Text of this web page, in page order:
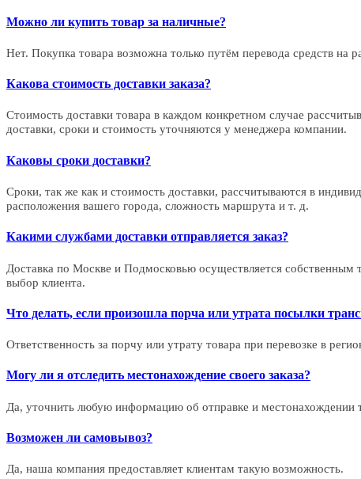
Можно ли купить товар за наличные?
Нет. Покупка товара возможна только путём перевода средств
Какова стоимость доставки заказа?
Стоимость доставки товара в каждом конкретном случае
доставки, сроки и стоимость уточняются у менеджера компании.
Каковы сроки доставки?
Сроки, так же как и стоимость доставки, рассчитываются в
расположения вашего города, сложность маршрута и т. д.
Какими службами доставки отправляется заказ?
Доставка по Москве и Подмосковью осуществляется
выбор клиента.
Что делать, если произошла порча или утрата посылки
Ответственность за порчу или утрату товара при перевозке в
Могу ли я отследить местонахождение своего заказа?
Да, уточнить любую информацию об отправке и местонахождении
Возможен ли самовывоз?
Да, наша компания предоставляет клиентам такую возможность.